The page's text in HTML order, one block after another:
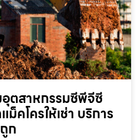
อุตสาหกรรมซีพีจีซี
คโครให้เช่า บริการ
ก